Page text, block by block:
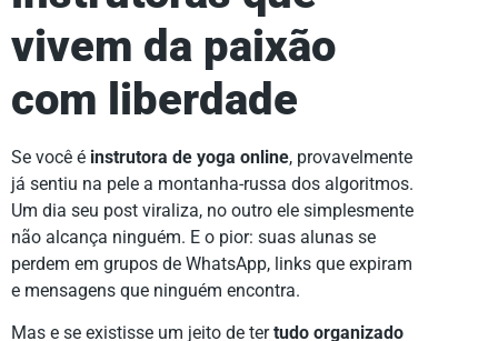
vivem da paixão
com liberdade
Se você é instrutora de yoga online, provavelmente
já sentiu na pele a montanha-russa dos algoritmos.
Um dia seu post viraliza, no outro ele simplesmente
não alcança ninguém. E o pior: suas alunas se
perdem em grupos de WhatsApp, links que expiram
e mensagens que ninguém encontra.
Mas e se existisse um jeito de tertudo organizado